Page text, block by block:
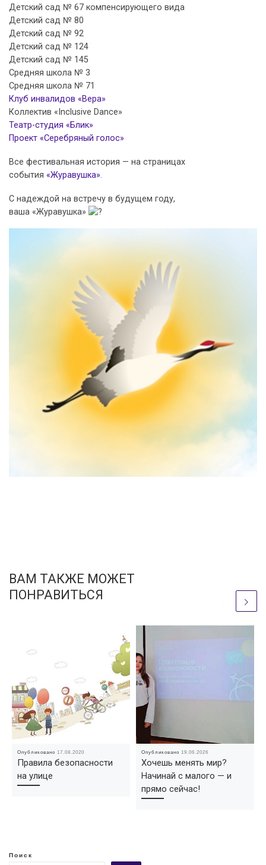
Детский сад № 67 компенсирующего вида
Детский сад № 80
Детский сад № 92
Детский сад № 124
Детский сад № 145
Средняя школа № 3
Средняя школа № 71
Клуб инвалидов «Вера»
Коллектив «Inclusive Dance»
Театр-студия «Блик»
Проект «Серебряный голос»
Все фестивальная история — на страницах
события «Журавушка».
С надеждой на встречу в будущем году,
ваша «Журавушка»
ВАМ ТАКЖЕ МОЖЕТ
ПОНРАВИТЬСЯ
Опубликовано17.08.2020
Правила безопасности
на улице
Опубликовано19.06.2026
Хочешь менять мир?
Начинай с малого — и
прямо сейчас!
Поиск